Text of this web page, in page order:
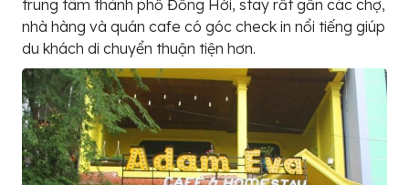
trung tâm thành phố Đồng Hới, stay rất gần các chợ,
nhà hàng và quán cafe có góc check in nổi tiếng giúp
du khách di chuyển thuận tiện hơn.